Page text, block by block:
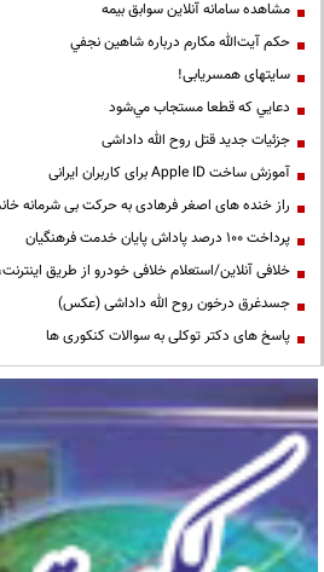
مشاهده سامانه آنلاين سوابق بیمه
حكم آيت‌الله مكارم درباره شاهين نجفي
سایتهای همسریابی!
دعايي كه قطعا مستجاب مي‌شود
جزئیات جدید قتل روح الله داداشی
آموزش ساخت Apple ID برای کاربران ایرانی
راز خنده های اصغر فرهادی به حرکت بی شرمانه
پرداخت ۱۰۰ درصد پاداش پایان خدمت فرهنگیان
خلافی آنلاین/استعلام خلافی خودرو از طریق
جسدغرق درخون روح الله داداشی (عکس)
پاسخ های دکتر توکلی به سوالات کنکوری ها